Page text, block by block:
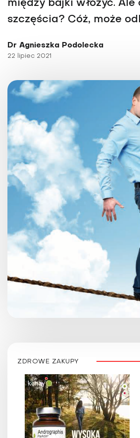
między bajki włożyć.
szczęścia? Cóż, może
Dr Agnieszka Podolecka
22 lipiec 2021
ZDROWE ZAKUPY